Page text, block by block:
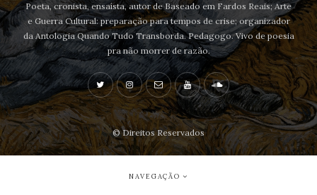
Poeta, cronista, ensaísta, autor de Baseado em Fardos Reais; Arte
e Guerra Cultural: preparação para tempos de crise; organizador
da Antologia Quando Tudo Transborda. Pedagogo. Vivo de poesia
pra não morrer de razão.
© Direitos Reservados
NAVEGAÇÃO